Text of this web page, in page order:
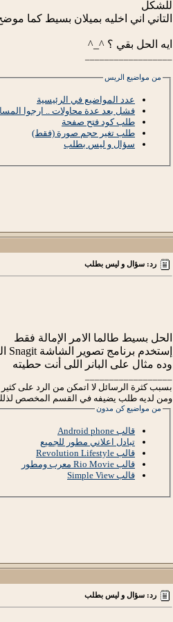
للشكل
التاني اني اخليه بميلان بسيط كما
ايه الحل بقي ؟ ^_^
من مواضيع الريس
عدد المواضيع في الرئيسية
فشل بعد عدة محاولات .. ارجوا
طلب كود فتح صفحة
طلب تغير حجم صورة (فقط)
سؤال و ليس بطلب
رد: سؤال و ليس بطلب
الحل بسيط طالما الامر الإمالة فقط
إستخدم برنامج تصوير الشاشة Snagit البرنامج أخف بكتير من الفوتوشوب وتطبيق الإمالة عليه سهل جدا
وده مثال على البانر اللى أنت حطيته
بسبب كثرة الرسائل لا اتمكن من الرد على
ومن لديه طلب يضيفه في القسم المخصص لذلك
من مواضيع كن مدون
قالب Android phone
تبادل اعلاني مطور للجميع
قالب Revolution Lifestyle
قالب Rio Movie معرب ومطور
قالب Simple View
رد: سؤال و ليس بطلب